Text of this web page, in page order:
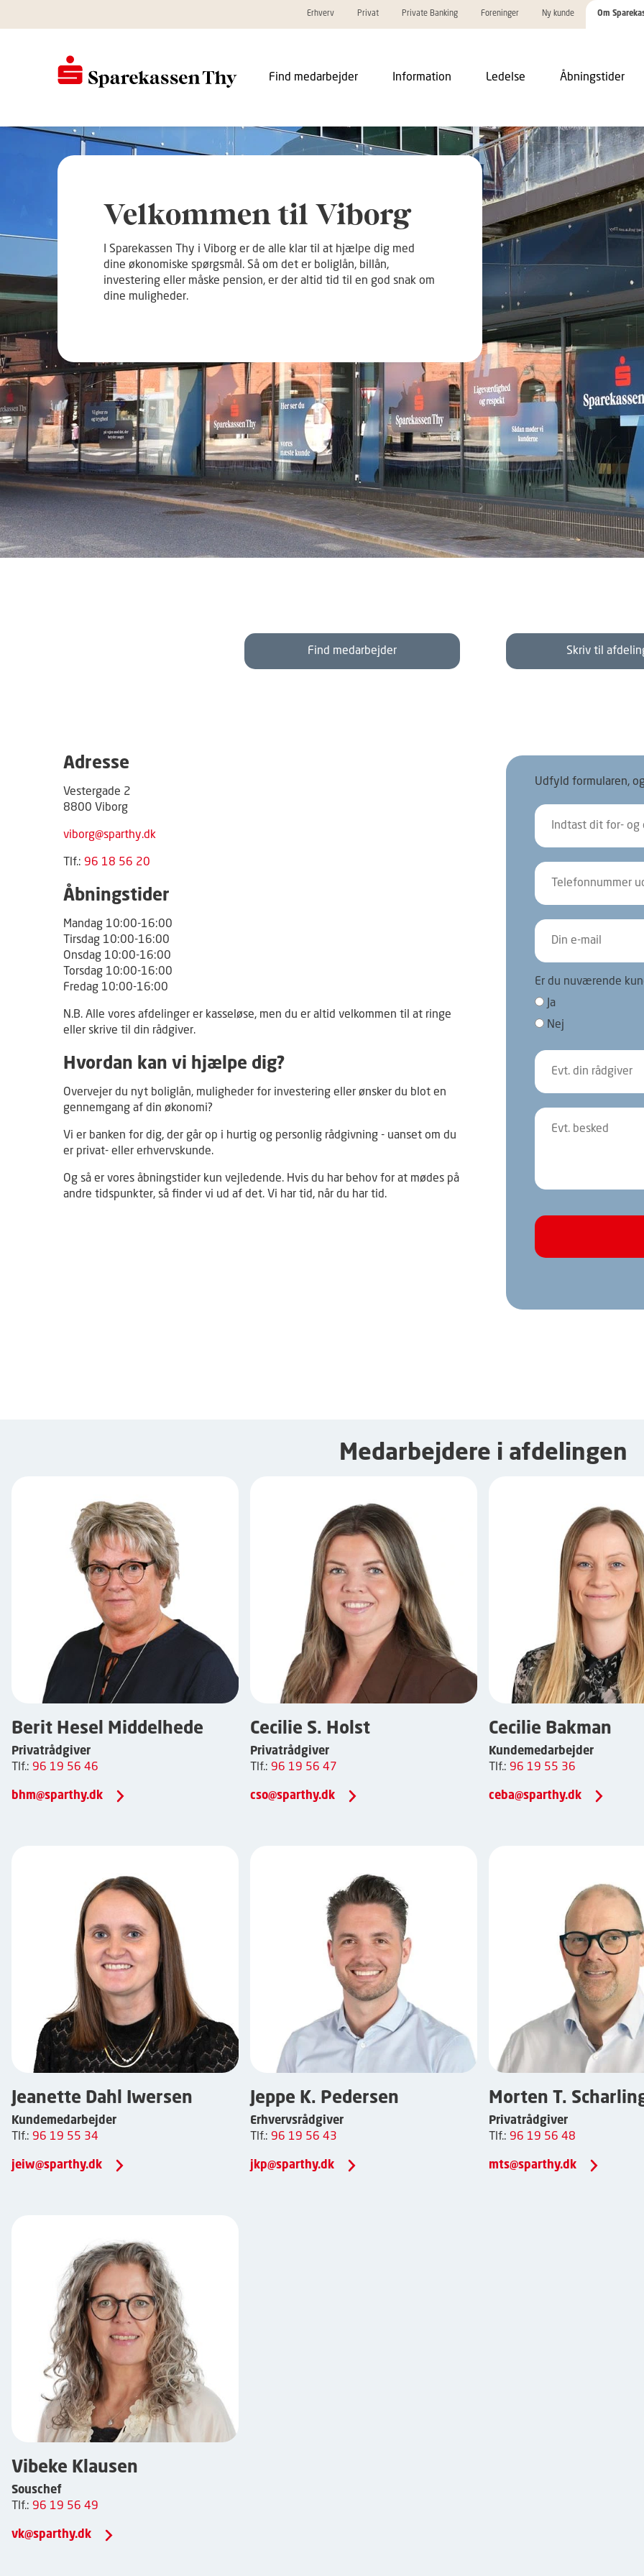
Erhverv Privat Private Banking Foreninger Ny kunde Om
Find medarbejder Information Ledelse Åbningstider
Velkommen til Viborg
I Sparekassen Thy i Viborg er de alle klar til at hjælpe dig med
dine økonomiske spørgsmål. Så om det er boliglån, billån,
investering eller måske pension, er der altid tid til en god snak om
dine muligheder.
Find medarbejder Skriv til
Adresse
Vestergade 2
8800 Viborg
viborg@sparthy.dk
Tlf.: 96 18 56 20
Åbningstider
Mandag 10:00-16:00
Tirsdag 10:00-16:00
Onsdag 10:00-16:00
Torsdag 10:00-16:00
Fredag 10:00-16:00
N.B. Alle vores afdelinger er kasseløse, men du er altid velkommen til at ringe
eller skrive til din rådgiver.
Hvordan kan vi hjælpe dig?
Overvejer du nyt boliglån, muligheder for investering eller ønsker du blot en
gennemgang af din økonomi?
Vi er banken for dig, der går op i hurtig og personlig rådgivning - uanset om du
er privat- eller erhvervskunde.
Og så er vores åbningstider kun vejledende. Hvis du har behov for at mødes på
andre tidspunkter, så finder vi ud af det. Vi har tid, når du har tid.
Udfyld formularen,
Er du nuværende
Ja
Nej
Medarbejdere i afdelingen
Berit Hesel Middelhede
Privatrådgiver
Tlf.: 96 19 56 46
bhm@sparthy.dk
Cecilie S. Holst
Privatrådgiver
Tlf.: 96 19 56 47
cso@sparthy.dk
Cecilie Bakman
Kundemedarbejder
Tlf.: 96 19 55 36
ceba@sparthy.dk
Jeanette Dahl Iwersen
Kundemedarbejder
Tlf.: 96 19 55 34
jeiw@sparthy.dk
Jeppe K. Pedersen
Erhvervsrådgiver
Tlf.: 96 19 56 43
jkp@sparthy.dk
Morten T.
Privatrådgiver
Tlf.: 96 19 56 48
mts@sparthy.dk
Vibeke Klausen
Souschef
Tlf.: 96 19 56 49
vk@sparthy.dk